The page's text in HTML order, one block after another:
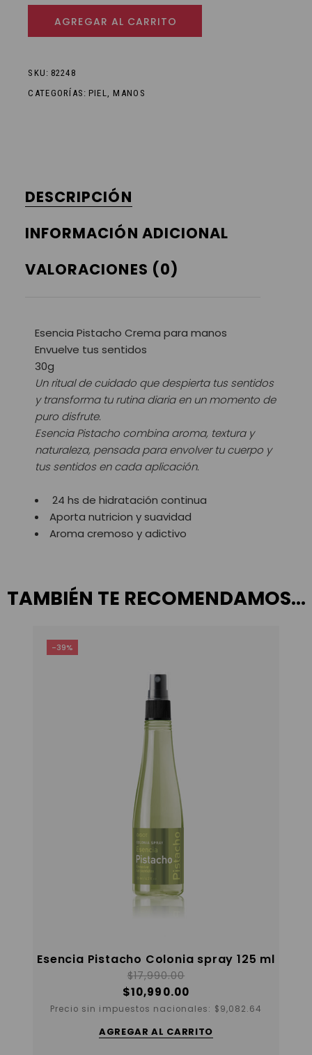
AGREGAR AL CARRITO
SKU: 82248
CATEGORÍAS: PIEL ,MANOS
DESCRIPCIÓN
INFORMACIÓN ADICIONAL
VALORACIONES (0)
Esencia Pistacho Crema para manos
Envuelve tus sentidos
30g
Un ritual de cuidado que despierta tus sentidos
y transforma tu rutina diaria en un momento de
puro disfrute.
Esencia Pistacho combina aroma, textura y
naturaleza, pensada para envolver tu cuerpo y
tus sentidos en cada aplicación.
24 hs de hidratación continua
Aporta nutricion y suavidad
Aroma cremoso y adictivo
TAMBIÉN TE RECOMENDAMOS…
-39%
Esencia Pistacho Colonia spray 125 ml
$17,990.00
$10,990.00
Precio sin impuestos nacionales: $9,082.64
AGREGAR AL CARRITO